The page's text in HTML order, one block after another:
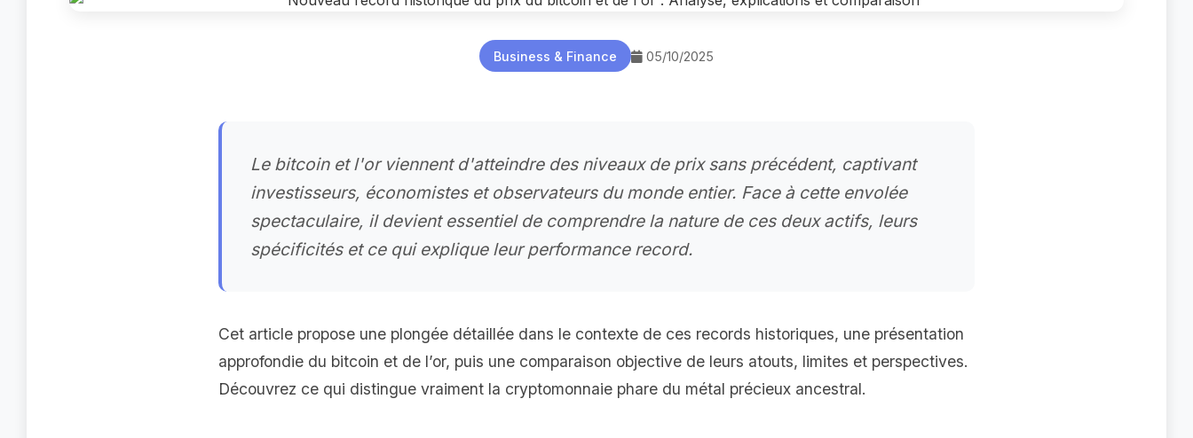
Business & Finance 05/10/2025
Le bitcoin et l'or viennent d'atteindre des niveaux de prix sans précédent, captivant
investisseurs, économistes et observateurs du monde entier. Face à cette envolée
spectaculaire, il devient essentiel de comprendre la nature de ces deux actifs, leurs
spécificités et ce qui explique leur performance record.
Cet article propose une plongée détaillée dans le contexte de ces records historiques, une présentation
approfondie du bitcoin et de l’or, puis une comparaison objective de leurs atouts, limites et perspectives.
Découvrez ce qui distingue vraiment la cryptomonnaie phare du métal précieux ancestral.